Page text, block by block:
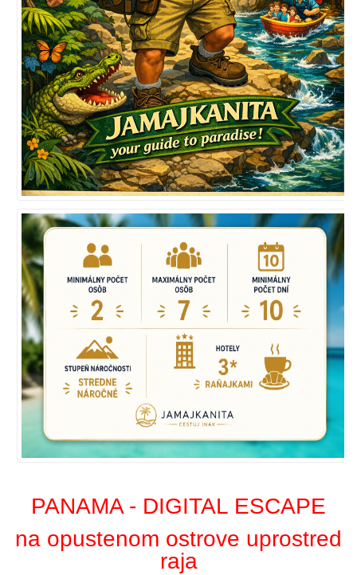
PANAMA - DIGITAL ESCAPE
na opustenom ostrove uprostred
raja